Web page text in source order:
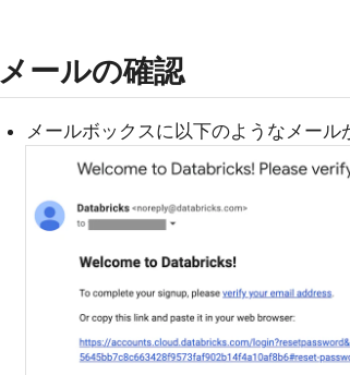
メールの確認
メールボックスに以下のようなメール